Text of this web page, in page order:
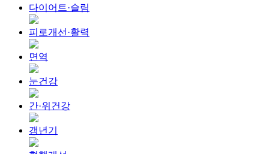
다이어트·슬림
피로개선·활력
면역
눈건강
간·위건강
갱년기